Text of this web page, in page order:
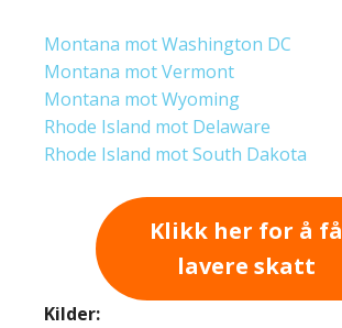
Montana mot Washington DC
Montana mot Vermont
Montana mot Wyoming
Rhode Island mot Delaware
Rhode Island mot South Dakota
Klikk her for å få
lavere skatt
Kilder: